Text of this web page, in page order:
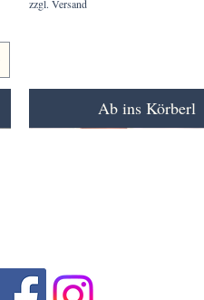
zzgl. Versand
Ab ins Körberl